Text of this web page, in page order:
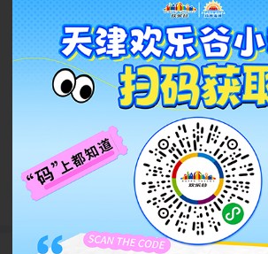
急聘！才艺演员招募！才艺越
牛，薪资越高！
2026.07
查看更多